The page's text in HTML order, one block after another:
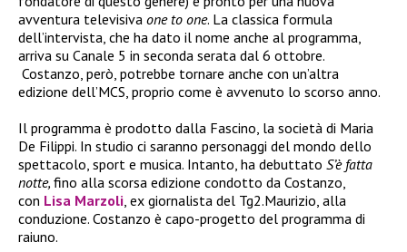
avventura televisiva one to one. La classica formula
dell’intervista, che ha dato il nome anche al programma,
arriva su Canale 5 in seconda serata dal 6 ottobre.
Costanzo, però, potrebbe tornare anche con un’altra
edizione dell’MCS, proprio come è avvenuto lo scorso anno.
Il programma è prodotto dalla Fascino, la società di Maria
De Filippi. In studio ci saranno personaggi del mondo dello
spettacolo, sport e musica. Intanto, ha debuttato S’è fatta
notte, fino alla scorsa edizione condotto da Costanzo,
con Lisa Marzoli , ex giornalista del Tg2.Maurizio, alla
conduzione. Costanzo è capo-progetto del programma di
raiuno.